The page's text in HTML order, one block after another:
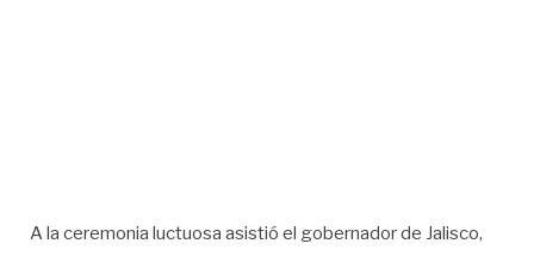
A la ceremonia luctuosa asistió el gobernador de Jalisco,